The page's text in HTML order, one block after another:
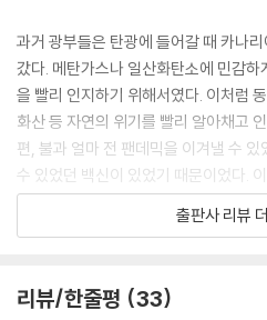
품에 아기를 안겨준 시험관 시술, 자녀
병 인자의 제거 그리고 코로나19 바이
의학적 성취 뒤에는 동물이 존재한다.
---「2부 | 동물은 어떻게 인류를 구하는
오늘날 동물은 인간과 삶을 공유하는,
운 존재가 되었다. 그만큼 많은 이들이
병 치료에도 노력을 쏟는다. 하지만 언
시 돌려준다. 동물 질병 연구는 인간의
---「3부 | 만일 우리 곁에 동물이 없다면 :
과거 광부들은 탄광에 들어갈 때 카나
갔다. 메탄가스나 일산화탄소에 민감
을 빨리 인지하기 위해서였다. 이처럼
화산 등 자연의 위기를 빨리 알아채고
편, 불과 얼마 전 팬데믹을 이겨낼 수
수 있었던 백신이 있었기 때문이었다.
부로 느끼며 실감할 수 있다. 지금 우리
은 동물들의 희생이 존재하고 있는 것
다. 반려동물 천만 시대와 코로나 팬데
출판사 리뷰
리뷰/한줄평 33